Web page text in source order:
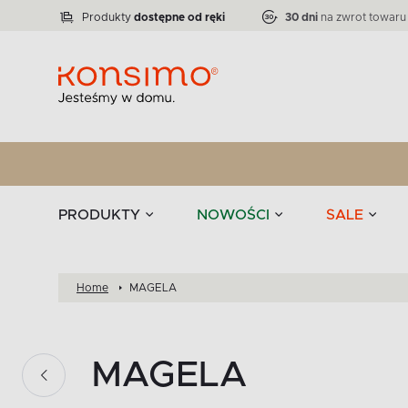
Produkty dostępne od ręki 30 dni na zwrot towaru
PRODUKTY NOWOŚCI SALE
Zastawy
Kolekcja narożników RATLO -39 %
VICTO Liczba produktów:71
ELEGANT Liczba produktów:864
stołowe
Home MAGELA
MAGELA